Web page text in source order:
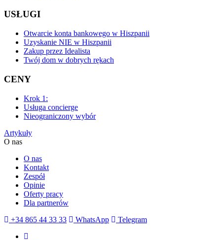
USŁUGI
Otwarcie konta bankowego w Hiszpanii
Uzyskanie NIE w Hiszpanii
Zakup przez Idealista
Twój dom w dobrych rękach
CENY
Krok 1:
Usługa concierge
Nieograniczony wybór
Artykuły
O nas
O nas
Kontakt
Zespół
Opinie
Oferty pracy
Dla partnerów
+34 865 44 33 33
WhatsApp Telegram